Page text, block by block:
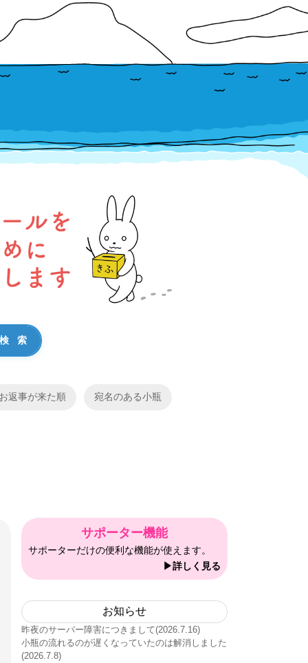
お返事が来た順 宛名のある小瓶
サポーター機能
サポーターだけの便利な機能が使えます。
▶詳しく見る
お知らせ
昨夜のサーバー障害につきまして(2026.7.16)
小瓶の流れるのが遅くなっていたのは解消しました
(2026.7.8)